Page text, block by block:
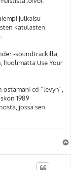
julkaisu
katulasten
-soundtrackilla,
huolimatta Use Your
ostamani cd-"levyn",
1989
jossa sen